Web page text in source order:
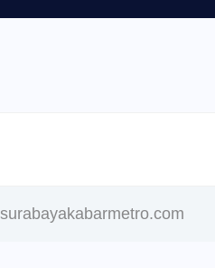
surabayakabarmetro.com